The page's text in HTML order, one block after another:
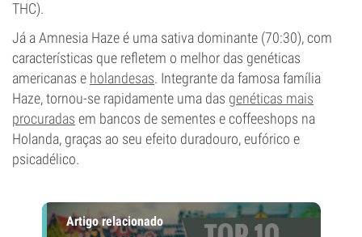
THC).
Já a Amnesia Haze é uma sativa dominante (70:30), com
características que refletem o melhor das genéticas
americanas e holandesas. Integrante da famosa família
Haze, tornou-se rapidamente uma das genéticas mais
procuradas em bancos de sementes e coffeeshops na
Holanda, graças ao seu efeito duradouro, eufórico e
psicadélico.
Artigo relacionado